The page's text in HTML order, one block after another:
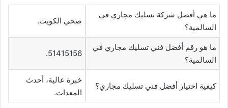
ما هي أفضل شركة تسليك مجاري في
السالمية؟
صحي الكويت.
ما هو رقم أفضل فني تسليك مجاري في
السالمية؟
51415156.
كيفية اختيار أفضل فني تسليك مجاري؟
خبرة عالية، أحدث
المعدات.